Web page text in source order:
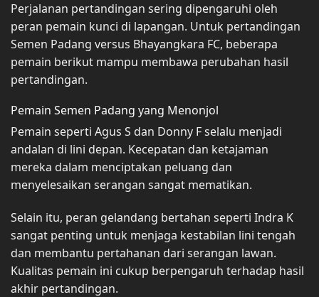
Perjalanan pertandingan sering dipengaruhi oleh
peran pemain kunci di lapangan. Untuk pertandingan
Semen Padang versus Bhayangkara FC, beberapa
pemain berikut mampu membawa perubahan hasil
pertandingan.
Pemain Semen Padang yang Menonjol
Pemain seperti Agus S dan Donny F selalu menjadi
andalan di lini depan. Kecepatan dan ketajaman
mereka dalam menciptakan peluang dan
menyelesaikan serangan sangat mematikan.
Selain itu, peran gelandang bertahan seperti Indra K
sangat penting untuk menjaga kestabilan lini tengah
dan membantu pertahanan dari serangan lawan.
Kualitas pemain ini cukup berpengaruh terhadap hasil
akhir pertandingan.